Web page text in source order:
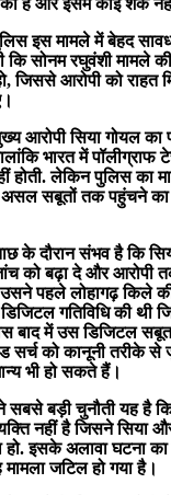
की है और इसमें कोई शक
इस मामले में बेहद
कि सोनम रघुवंशी मामले
जिससे आरोपी को राहत
आरोपी सिया गोयल का
भारत में पॉलीग्राफ
होती. लेकिन पुलिस का
सबूतों तक पहुंचने का
के दौरान संभव है कि
को बढ़ा दे और आरोपी
उसने पहले लोहागढ़ किले
गतिविधि की थी
बाद में उस डिजिटल
सर्च को कानूनी तरीके
भी हो सकते हैं।
बड़ी चुनौती यह है कि
नहीं है जिसने
हो. इसके अलावा घटना
मामला जटिल हो गया है।